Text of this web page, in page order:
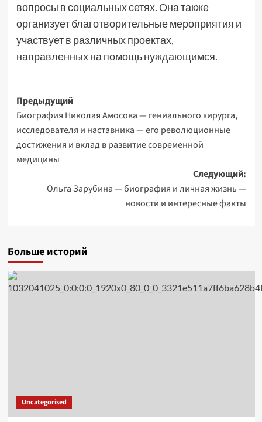
вопросы в социальных сетях. Она также
организует благотворительные мероприятия и
участвует в различных проектах,
направленных на помощь нуждающимся.
Навигация
записи
Предыдущий
Биография Николая Амосова — гениального хирурга,
исследователя и наставника — его революционные
достижения и вклад в развитие современной
медицины
Следующий:
Ольга Зарубина — биография и личная жизнь —
новости и интересные факты
Больше историй
Uncategorised